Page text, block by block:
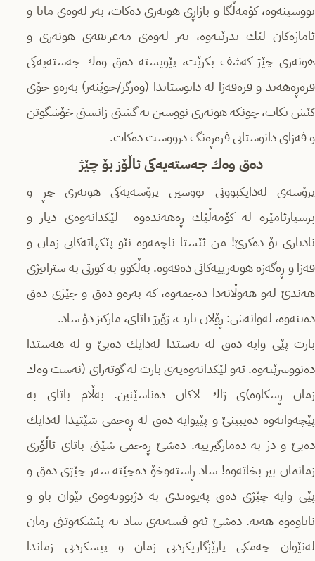
نووسینەوە، كۆمەڵگا و بازاڕی هونەری دەكات، بەر لەوەی مانا و
ئاماژەكان لێك بدرێتەوە، بەر لەوەی مەعریفەی هونەری و
هونەری چێژ كەشف بكرێت، پێویستە دەق وەك جەستەیەكی
فرەڕەهەند و فرەفەزا لە دانوستاندا (وەرگر/خوێنەر) بەرەو خۆی
كێش بكات، چونكە هونەری نووسین بە گشتی زانستی خۆشگوتن
و فەزای دانوستانی فرەڕەنگ درووست دەكات.
دەق وەك جەستەیەكی ئاڵۆز بۆ چێژ
پرۆسەی لەدایكبوونی نووسین پرۆسەیەكی هونەری چڕ و
پرسیارئامێزە لە كۆمەڵێك ڕەهەندەوە لێكدانەوەی دیار و
نادیاری بۆ دەكرێ‌! من ئێستا ناچمەوە نێو پێكهاتەكانی زمان و
فەزا و ڕەگەزە هونەرییەكانی دەقەوە. بەڵكوو بە كورتی بە ستراتیژی
هەندێ‌ لەو هەوڵانەدا دەچمەوە، كە بەرەو دەق و چێژی دەق
دەبنەوە، لەوانەش: ڕۆلان بارت، ژۆرژ باتای، ماركیز دۆ ساد.
بارت پێی وایە دەق لە نەستدا لەدایك دەبێ‌ و لە هەستدا
دەنووسرێتەوە. ئەو لێكدانەوەیەی بارت لە گوتەزای (نەست وەك
زمان ڕسكاوە)ی ژاك لاكان دەناسێنین. بەڵام باتای بە
پێچەوانەوە دەیبینێ‌ و پێیوایە دەق لە ڕەحمی شێتیدا لەدایك
دەبێ‌ و دژ بە دەمارگیرییە. دەشێ‌ ڕەحمی شێتی باتای ئاڵۆزی
زمانمان بیر بخاتەوە! ساد ڕاستەوخۆ دەچێتە سەر چێژی دەق و
پێی وایە چێژی دەق پەیوەندی بە دژبوونەوەی نێوان باو و
ناباوەوە هەیە. دەشێ‌ ئەو قسەیەی ساد بە پێشكەوتنی زمان
لەنێوان چەمكی پارێزگاریكردنی زمان و پیسكردنی زماندا